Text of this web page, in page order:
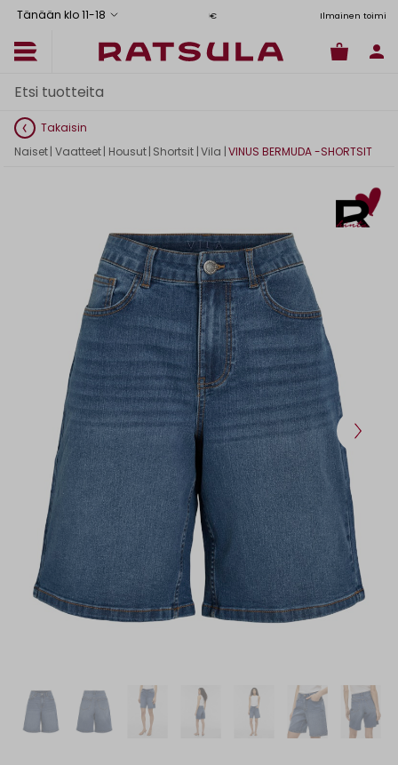
Tänään klo 11-18
Toimituskulut alk. 6,90€ Ilmainen toimitus Manner-Suomeen yli
Takaisin
Naiset| Vaatteet| Housut | Shortsit |Vila |VINUS BERMUDA -SHORTSIT